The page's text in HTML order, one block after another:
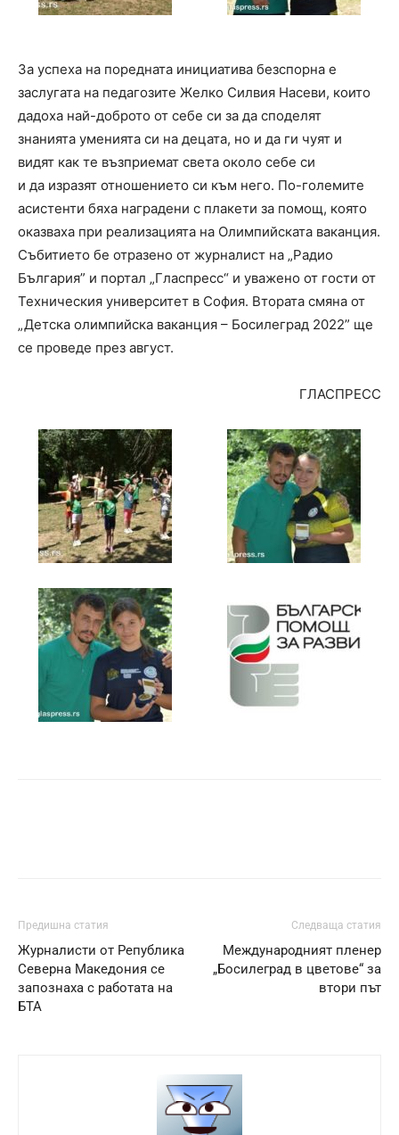
За успеха на поредната инициатива безспорна е
заслугата на педагозите Желко Силвия Насеви, които
дадоха най-доброто от себе си за да споделят
знанията уменията си на децата, но и да ги чуят и
видят как те възприемат света около себе си
и да изразят отношението си към него. По-големите
асистенти бяха наградени с плакети за помощ, която
оказваха при реализацията на Олимпийската ваканция.
Събитието бе отразено от журналист на „Радио
България” и портал „Гласпресс“ и уважено от гости от
Техническия университет в София. Втората смяна от
„Детска олимпийска ваканция – Босилеград 2022” ще
се проведе през август.
ГЛАСПРЕСС
Предишна статия
Журналисти от Република
Северна Македония се
запознаха с работата на
БТА
Следваща статия
Международният пленер
„Босилеград в цветове“ за
втори път